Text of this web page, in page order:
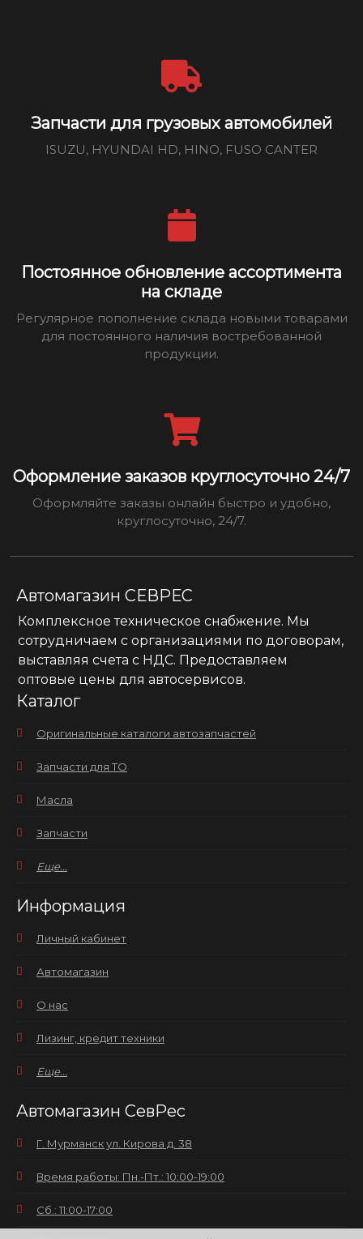
Запчасти для грузовых автомобилей
ISUZU, HYUNDAI HD, HINO, FUSO CANTER
Постоянное обновление ассортимента
на складе
Регулярное пополнение склада новыми товарами
для постоянного наличия востребованной
продукции.
Оформление заказов круглосуточно 24/7
Оформляйте заказы онлайн быстро и удобно,
круглосуточно, 24/7.
Автомагазин СЕВРЕС
Комплексное техническое снабжение. Мы
сотрудничаем с организациями по договорам,
выставляя счета с НДС. Предоставляем
оптовые цены для автосервисов.
Каталог
Оригинальные каталоги автозапчастей
Запчасти для ТО
Масла
Запчасти
Еще...
Информация
Личный кабинет
Автомагазин
О нас
Лизинг, кредит техники
Еще...
Автомагазин СевРес
Г. Мурманск ул. Кирова д. 38
Время работы: Пн.-Пт.: 10:00-19:00
Сб.: 11:00-17:00